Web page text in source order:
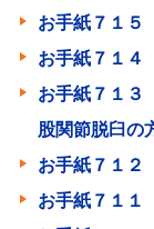
お手紙７１
お手紙７１
お手紙７１３
股関節脱臼の
お手紙７１
お手紙７１